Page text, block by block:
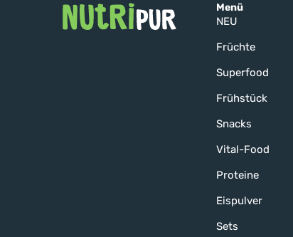
Menü
NEU
Früchte
Superfood
Frühstück
Snacks
Vital-Food
Proteine
Eispulver
Sets